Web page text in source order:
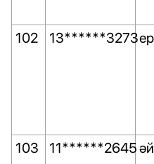
102
13******3273ер
103
11******2645